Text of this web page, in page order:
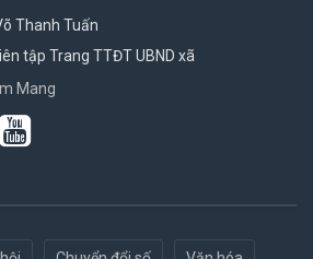
Thanh Tuấn
tập Trang TTĐT UBND xã